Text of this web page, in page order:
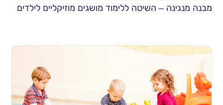
מבנה מנגינה – השיטה ללימוד מושגים מוזיקליים לילדים